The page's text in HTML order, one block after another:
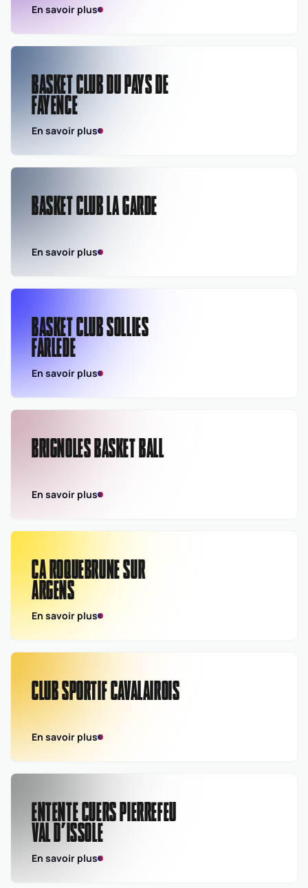
En savoir plus
BASKET CLUB DU PAYS DE
FAYENCE
En savoir plus
BASKET CLUB LA GARDE
En savoir plus
BASKET CLUB SOLLIES
FARLEDE
En savoir plus
BRIGNOLES BASKET BALL
En savoir plus
CA ROQUEBRUNE SUR
ARGENS
En savoir plus
CLUB SPORTIF CAVALAIROIS
En savoir plus
ENTENTE CUERS PIERREFEU
VAL D’ISSOLE
En savoir plus